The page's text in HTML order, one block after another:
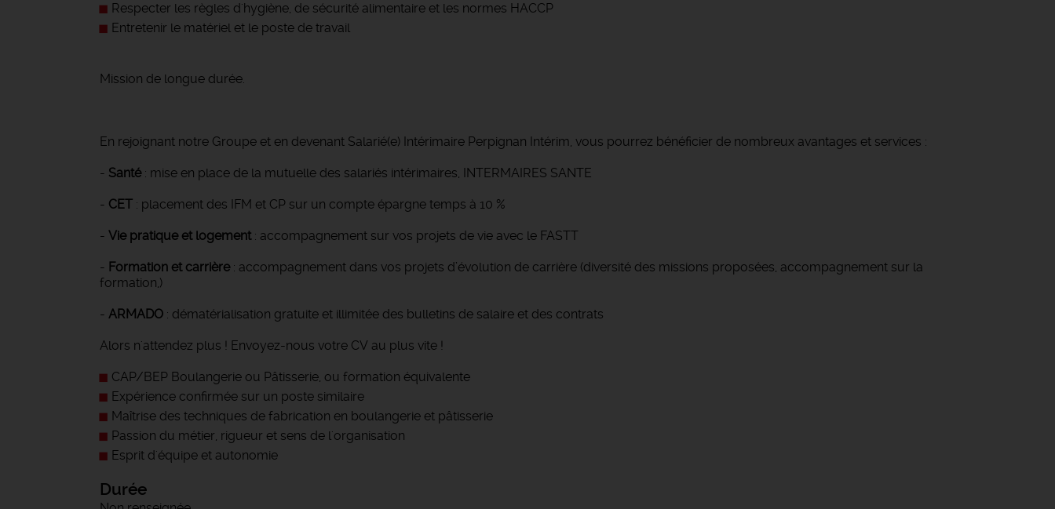
Respecter les règles d'hygiène, de sécurité alimentaire et les normes HACCP
Entretenir le matériel et le poste de travail
Mission de longue durée.
En rejoignant notre Groupe et en devenant Salarié(e) Intérimaire Perpignan Intérim, vous pourrez bénéficier de nombreux avantages et services :
- Santé: mise en place de la mutuelle des salariés intérimaires, INTERMAIRES SANTE
- CET : placement des IFM et CP sur un compte épargne temps à 10 %
- Vie pratique et logement: accompagnement sur vos projets de vie avec le FASTT
- Formation et carrière: accompagnement dans vos projets d’évolution de carrière (diversité des missions proposées, accompagnement sur la
formation,)
- ARMADO : dématérialisation gratuite et illimitée des bulletins de salaire et des contrats
Alors n'attendez plus ! Envoyez-nous votre CV au plus vite !
CAP/BEP Boulangerie ou Pâtisserie, ou formation équivalente
Expérience confirmée sur un poste similaire
Maîtrise des techniques de fabrication en boulangerie et pâtisserie
Passion du métier, rigueur et sens de l'organisation
Esprit d'équipe et autonomie
Durée